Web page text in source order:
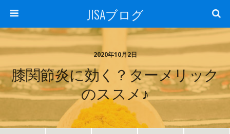
JISAブログ
2020年10月2日
膝関節炎に効く？ターメリック
のススメ♪